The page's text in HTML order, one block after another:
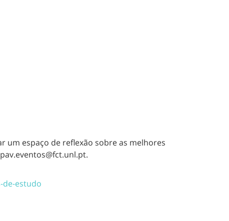
um espaço de reflexão sobre as melhores
estudo